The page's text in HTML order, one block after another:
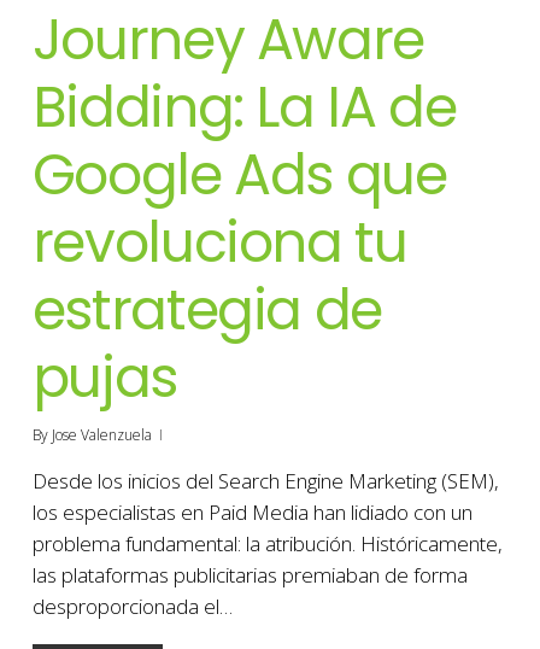
Journey Aware
Bidding: La IA de
Google Ads que
revoluciona tu
estrategia de
pujas
By Jose Valenzuela
Desde los inicios del Search Engine Marketing (SEM),
los especialistas en Paid Media han lidiado con un
problema fundamental: la atribución. Históricamente,
las plataformas publicitarias premiaban de forma
desproporcionada el…